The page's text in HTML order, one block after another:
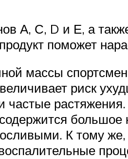
А, С, D и Е, а
поможет
массы
риск
большое
К тому же,